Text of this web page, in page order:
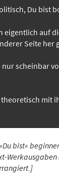
Du bist
eigentlich auf
Seite her
nur scheinbar
theoretisch mit
bist«